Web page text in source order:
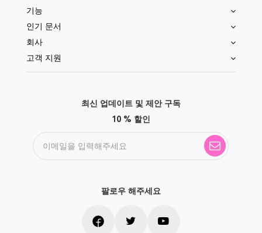
기능
인기 문서
회사
고객 지원
최신 업데이트 및 제안 구독
10 % 할인
팔로우 해주세요